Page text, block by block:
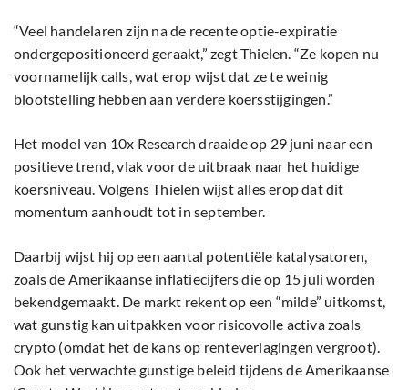
“Veel handelaren zijn na de recente optie-expiratie
ondergepositioneerd geraakt,” zegt Thielen. “Ze kopen nu
voornamelijk calls, wat erop wijst dat ze te weinig
blootstelling hebben aan verdere koersstijgingen.”
Het model van 10x Research draaide op 29 juni naar een
positieve trend, vlak voor de uitbraak naar het huidige
koersniveau. Volgens Thielen wijst alles erop dat dit
momentum aanhoudt tot in september.
Daarbij wijst hij op een aantal potentiële katalysatoren,
zoals de Amerikaanse inflatiecijfers die op 15 juli worden
bekendgemaakt. De markt rekent op een “milde” uitkomst,
wat gunstig kan uitpakken voor risicovolle activa zoals
crypto (omdat het de kans op renteverlagingen vergroot).
Ook het verwachte gunstige beleid tijdens de Amerikaanse